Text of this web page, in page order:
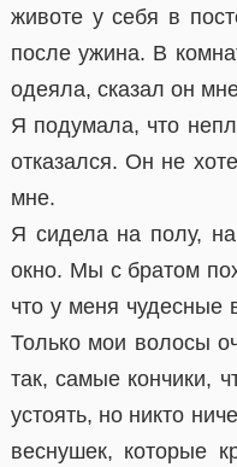
животе у себя в
после ужина. В
одеяла, сказал он
Я подумала, что
отказался. Он не
мне.
Я сидела на полу,
окно. Мы с братом
что у меня чудесные
Только мои волосы
так, самые кончики,
устоять, но никто
веснушек, которые